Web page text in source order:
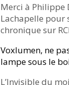
Merci à Philippe
Lachapelle pour
chronique sur
Voxlumen, ne
lampe sous le
L’Invisible du